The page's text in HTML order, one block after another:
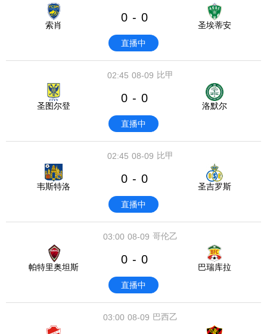
索肖
0 - 0
圣埃蒂安
直播中
08-09
02:45 比甲
圣图尔登
0 - 0
洛默尔
直播中
08-09
02:45 比甲
韦斯特洛
0 - 0
圣吉罗斯
直播中
08-09
03:00 哥伦乙
帕特里奥坦斯
0 - 0
巴瑞库拉
直播中
08-09
03:00 巴西乙